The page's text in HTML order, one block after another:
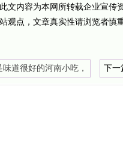
此文内容为本网所转载企业宣传
观点，文章真实性请浏览者慎
道很好的河南小吃，
每个集市都有
下一